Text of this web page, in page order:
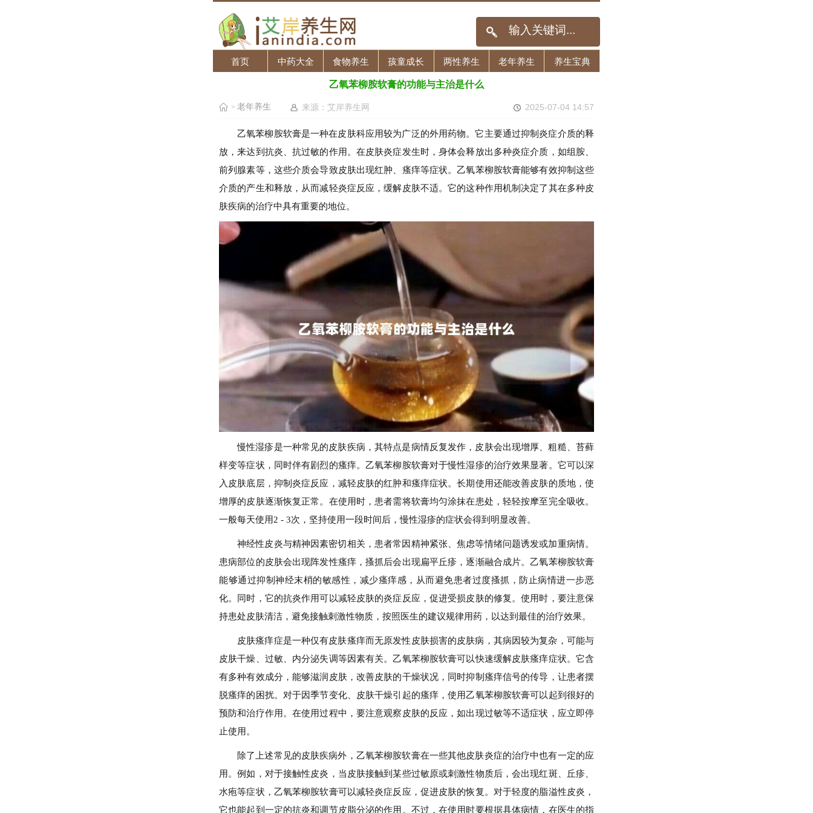
首页 中药大全 食物养生 孩童成长 两性养生 老年养生 养生宝典
乙氧苯柳胺软膏的功能与主治是什么
> 老年养生 来源：艾岸养生网 2025-07-04 14:57
乙氧苯柳胺软膏是一种在皮肤科应用较为广泛的外用药物。它主要通过抑制炎症介质的释
放，来达到抗炎、抗过敏的作用。在皮肤炎症发生时，身体会释放出多种炎症介质，如组胺、
前列腺素等，这些介质会导致皮肤出现红肿、瘙痒等症状。乙氧苯柳胺软膏能够有效抑制这些
介质的产生和释放，从而减轻炎症反应，缓解皮肤不适。它的这种作用机制决定了其在多种皮
肤疾病的治疗中具有重要的地位。
慢性湿疹是一种常见的皮肤疾病，其特点是病情反复发作，皮肤会出现增厚、粗糙、苔藓
样变等症状，同时伴有剧烈的瘙痒。乙氧苯柳胺软膏对于慢性湿疹的治疗效果显著。它可以深
入皮肤底层，抑制炎症反应，减轻皮肤的红肿和瘙痒症状。长期使用还能改善皮肤的质地，使
增厚的皮肤逐渐恢复正常。在使用时，患者需将软膏均匀涂抹在患处，轻轻按摩至完全吸收。
一般每天使用2 - 3次，坚持使用一段时间后，慢性湿疹的症状会得到明显改善。
神经性皮炎与精神因素密切相关，患者常因精神紧张、焦虑等情绪问题诱发或加重病情。
患病部位的皮肤会出现阵发性瘙痒，搔抓后会出现扁平丘疹，逐渐融合成片。乙氧苯柳胺软膏
能够通过抑制神经末梢的敏感性，减少瘙痒感，从而避免患者过度搔抓，防止病情进一步恶
化。同时，它的抗炎作用可以减轻皮肤的炎症反应，促进受损皮肤的修复。使用时，要注意保
持患处皮肤清洁，避免接触刺激性物质，按照医生的建议规律用药，以达到最佳的治疗效果。
皮肤瘙痒症是一种仅有皮肤瘙痒而无原发性皮肤损害的皮肤病，其病因较为复杂，可能与
皮肤干燥、过敏、内分泌失调等因素有关。乙氧苯柳胺软膏可以快速缓解皮肤瘙痒症状。它含
有多种有效成分，能够滋润皮肤，改善皮肤的干燥状况，同时抑制瘙痒信号的传导，让患者摆
脱瘙痒的困扰。对于因季节变化、皮肤干燥引起的瘙痒，使用乙氧苯柳胺软膏可以起到很好的
预防和治疗作用。在使用过程中，要注意观察皮肤的反应，如出现过敏等不适症状，应立即停
止使用。
除了上述常见的皮肤疾病外，乙氧苯柳胺软膏在一些其他皮肤炎症的治疗中也有一定的应
用。例如，对于接触性皮炎，当皮肤接触到某些过敏原或刺激性物质后，会出现红斑、丘疹、
水疱等症状，乙氧苯柳胺软膏可以减轻炎症反应，促进皮肤的恢复。对于轻度的脂溢性皮炎，
它也能起到一定的抗炎和调节皮脂分泌的作用。不过，在使用时要根据具体病情，在医生的指